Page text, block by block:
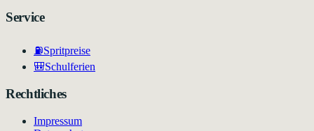
Service
⛽Spritpreise
🎒Schulferien
Rechtliches
Impressum